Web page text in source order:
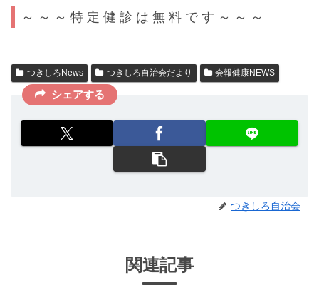
～ ～ ～ 特 定 健 診 は 無 料 で す ～ ～ ～
つきしろNews つきしろ自治会だより 会報健康NEWS
シェアする
つきしろ自治会
関連記事